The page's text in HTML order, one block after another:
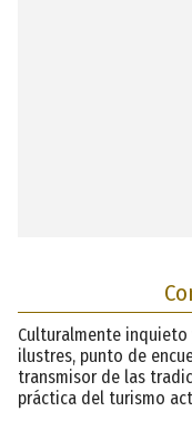
Culturalmente
ilustres, punto de
transmisor de las
práctica del turismo